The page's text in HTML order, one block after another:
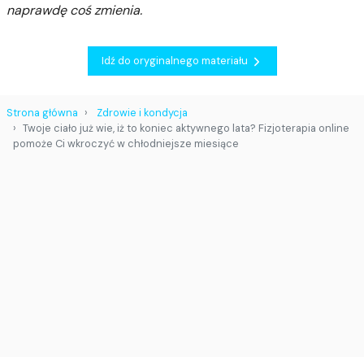
naprawdę coś zmienia.
Idź do oryginalnego materiału
Strona główna
Zdrowie i kondycja
Twoje ciało już wie, iż to koniec aktywnego lata? Fizjoterapia online
pomoże Ci wkroczyć w chłodniejsze miesiące